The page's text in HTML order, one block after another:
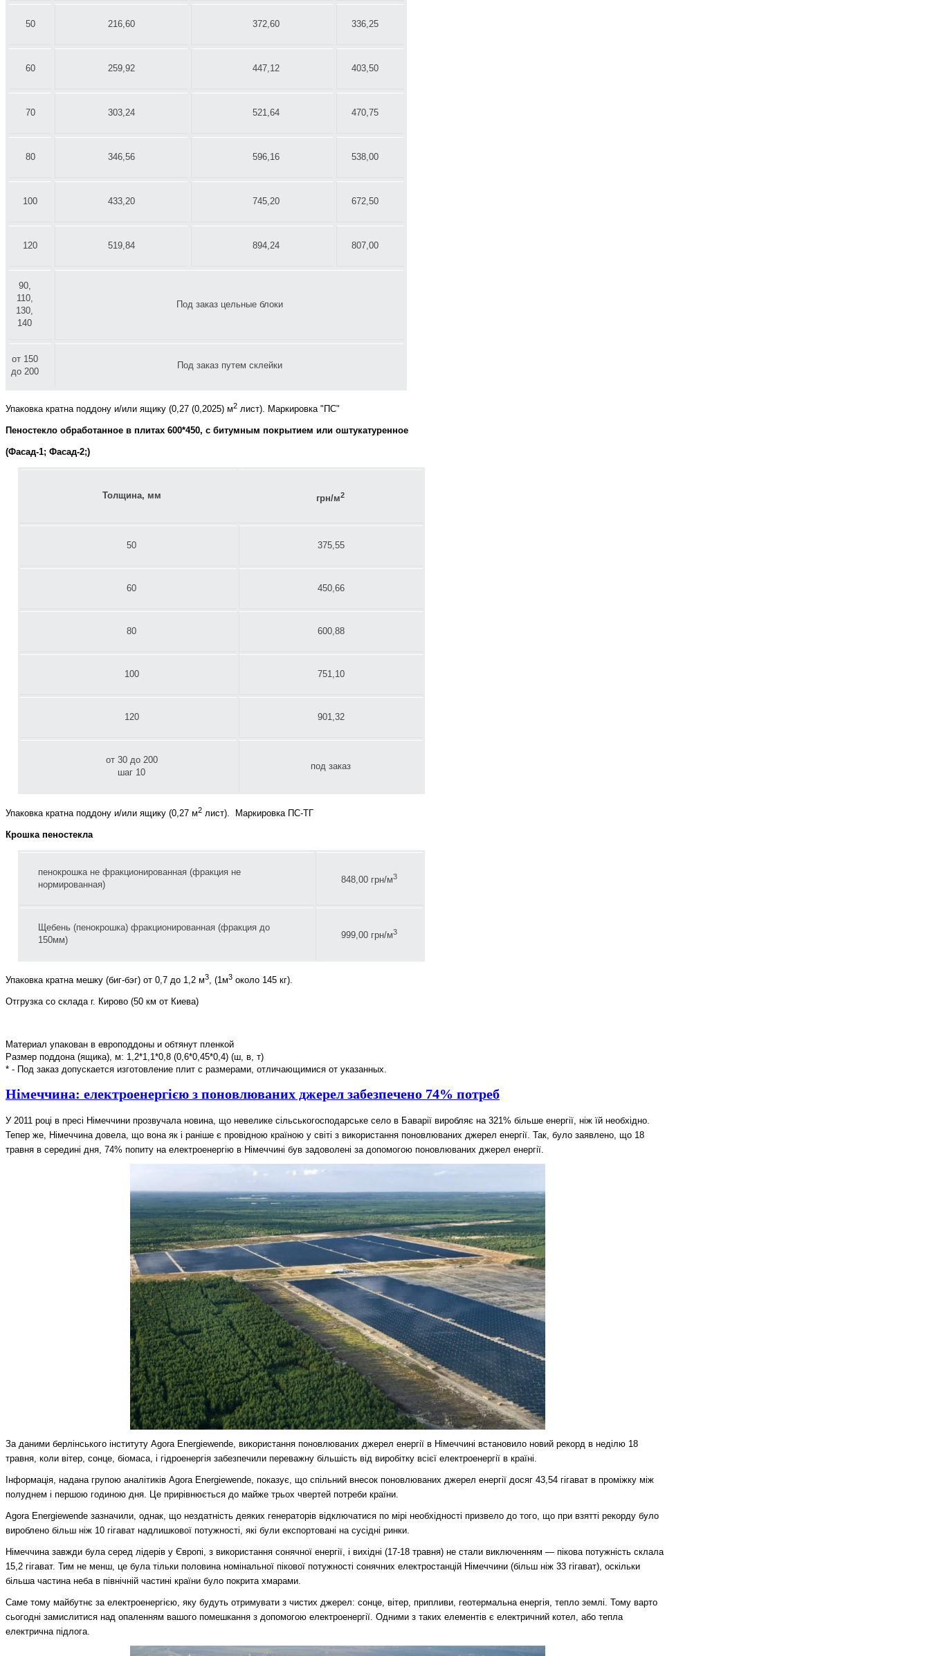
50 216,60 372,60 336,25
60 259,92 447,12 403,50
70 303,24 521,64 470,75
80 346,56 596,16 538,00
100 433,20 745,20 672,50
120 519,84 894,24 807,00
90,
110,
130,
140
Под заказ цельные блоки
от 150
до 200
Под заказ путем склейки
Упаковка кратна поддону и/или ящику (0,27 (0,2025) м2 лист). Маркировка "ПС"
Пеностекло обработанное в плитах 600*450, с битумным покрытием или оштукатуренное
(Фасад-1; Фасад-2;)
Толщина, мм грн/м2
50 375,55
60 450,66
80 600,88
100 751,10
120 901,32
от 30 до 200
шаг 10
под заказ
Упаковка кратна поддону и/или ящику (0,27 м2 лист). Маркировка ПС-ТГ
Крошка пеностекла
пенокрошка не фракционированная (фракция не
нормированная)
848,00 грн/м3
Щебень (пенокрошка) фракционированная (фракция до
150мм)
999,00 грн/м3
Упаковка кратна мешку (биг-бэг) от 0,7 до 1,2 м3, (1м3 около 145 кг).
Отгрузка со склада г. Кирово (50 км от Киева)
Материал упакован в европоддоны и обтянут пленкой
Размер поддона (ящика), м: 1,2*1,1*0,8 (0,6*0,45*0,4) (ш, в, т)
* - Под заказ допускается изготовление плит с размерами, отличающимися от указанных.
Німеччина: електроенергією з поновлюваних джерел забезпечено 74% потреб
У 2011 році в пресі Німеччини прозвучала новина, що невелике сільськогосподарське село в Баварії виробляє на 321% більше енергії, ніж їй необхідно.
Тепер же, Німеччина довела, що вона як і раніше є провідною країною у світі з використання поновлюваних джерел енергії. Так, було заявлено, що 18
травня в середині дня, 74% попиту на електроенергію в Німеччині був задоволені за допомогою поновлюваних джерел енергії.
За даними берлінського інституту Аgora Energiewende, використання поновлюваних джерел енергії в Німеччині встановило новий рекорд в неділю 18
травня, коли вітер, сонце, біомаса, і гідроенергія забезпечили переважну більшість від виробітку всієї електроенергії в країні.
Інформація, надана групою аналітиків Аgora Energiewende, показує, що спільний внесок поновлюваних джерел енергії досяг 43,54 гігават в проміжку між
полуднем і першою годиною дня. Це прирівнюється до майже трьох чвертей потреби країни.
Аgora Energiewende зазначили, однак, що нездатність деяких генераторів відключатися по мірі необхідності призвело до того, що при взятті рекорду було
вироблено більш ніж 10 гігават надлишкової потужності, які були експортовані на сусідні ринки.
Німеччина завжди була серед лідерів у Європі, з використання сонячної енергії, і вихідні (17-18 травня) не стали виключенням — пікова потужність склала
15,2 гігават. Тим не менш, це була тільки половина номінальної пікової потужності сонячних електростанцій Німеччини (більш ніж 33 гігават), оскільки
більша частина неба в північній частині країни було покрита хмарами.
Саме тому майбутнє за електроенергією, яку будуть отримувати з чистих джерел: сонце, вітер, припливи, геотермальна енергія, тепло землі. Тому варто
сьогодні замислитися над опаленням вашого помешкання з допомогою електроенергії. Одними з таких елементів є електричний котел, або тепла
електрична підлога.